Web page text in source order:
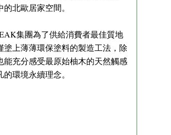
北歐居家空間。
集團為了供給消費者最佳質地
上薄薄環保塗料的製造工法，除
充分感受最原始柚木的天然觸感
環境永續理念。